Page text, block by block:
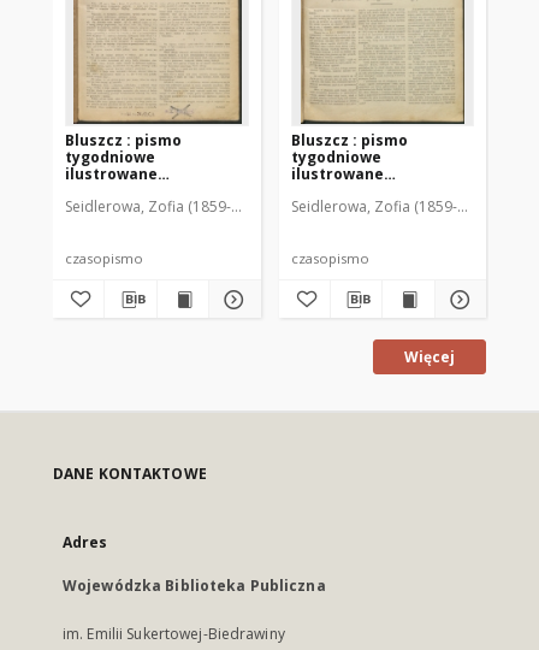
Bluszcz : pismo
tygodniowe
ilustrowane
kobiecym, 1912 R. 48, nr
Seidlerowa, Zofia (1859-1919). Red. i Wyd.
czasopismo
Bluszcz : pismo
tygodniowe
ilustrowane
kobiecym, 1912 R. 48, nr
Seidlerowa, Zofia (1859-1919). Red.
czasopismo
Więcej
DANE KONTAKTOWE
Adres
Wojewódzka Biblioteka Publiczna
im. Emilii Sukertowej-Biedrawiny